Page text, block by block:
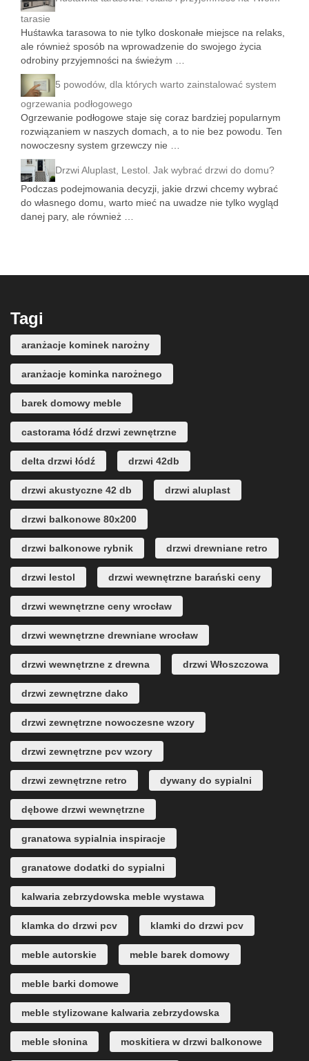
tarasie
Huśtawka tarasowa to nie tylko doskonałe miejsce na relaks,
ale również sposób na wprowadzenie do swojego życia
odrobiny przyjemności na świeżym …
5 powodów, dla których warto zainstalować system
ogrzewania podłogowego
Ogrzewanie podłogowe staje się coraz bardziej popularnym
rozwiązaniem w naszych domach, a to nie bez powodu. Ten
nowoczesny system grzewczy nie …
Drzwi Aluplast, Lestol. Jak wybrać drzwi do domu?
Podczas podejmowania decyzji, jakie drzwi chcemy wybrać
do własnego domu, warto mieć na uwadze nie tylko wygląd
danej pary, ale również …
Tagi
aranżacje kominek narożny
aranżacje kominka narożnego
barek domowy meble
castorama łódź drzwi zewnętrzne
delta drzwi łódź drzwi 42db
drzwi akustyczne 42 db drzwi aluplast
drzwi balkonowe 80x200
drzwi balkonowe rybnik drzwi drewniane retro
drzwi lestol drzwi wewnętrzne barański ceny
drzwi wewnętrzne ceny wrocław
drzwi wewnętrzne drewniane wrocław
drzwi wewnętrzne z drewna drzwi Włoszczowa
drzwi zewnętrzne dako
drzwi zewnętrzne nowoczesne wzory
drzwi zewnętrzne pcv wzory
drzwi zewnętrzne retro dywany do sypialni
dębowe drzwi wewnętrzne
granatowa sypialnia inspiracje
granatowe dodatki do sypialni
kalwaria zebrzydowska meble wystawa
klamka do drzwi pcv klamki do drzwi pcv
meble autorskie meble barek domowy
meble barki domowe
meble stylizowane kalwaria zebrzydowska
meble słonina moskitiera w drzwi balkonowe